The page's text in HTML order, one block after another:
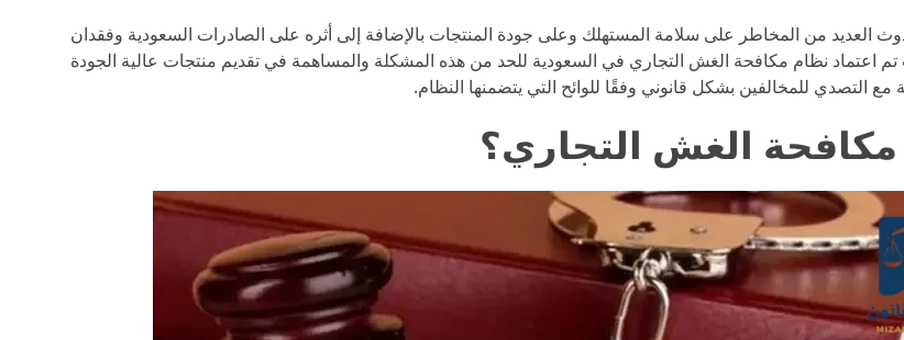
العديد من المخاطر على سلامة المستهلك وعلى جودة المنتجات بالإضافة إلى أثره على الصادرات السعودية وفقدان
تم اعتماد نظام مكافحة الغش التجاري في السعودية للحد من هذه المشكلة والمساهمة في تقديم منتجات عالية الجودة
التصدي للمخالفين بشكل قانوني وفقًا للوائح التي يتضمنها النظام.
الغش التجاري؟